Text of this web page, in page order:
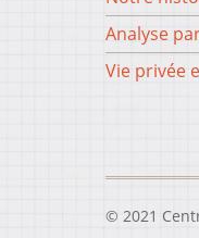
Analyse
Vie privée
© 2021